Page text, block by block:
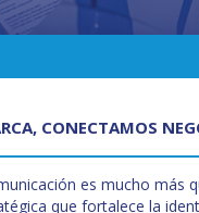
CONECTAMOS
es mucho más
que fortalece la